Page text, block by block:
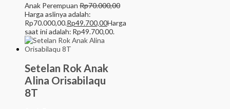
Anak Perempuan Rp70.000,00
Harga aslinya adalah:
Rp70.000,00.Rp49.700,00Harga
saat ini adalah: Rp49.700,00.
Setelan Rok Anak
Alina Orisabilaqu
8T